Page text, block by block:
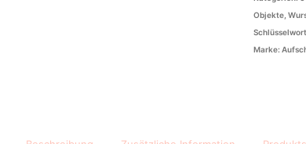
Objekte ,
Marke: